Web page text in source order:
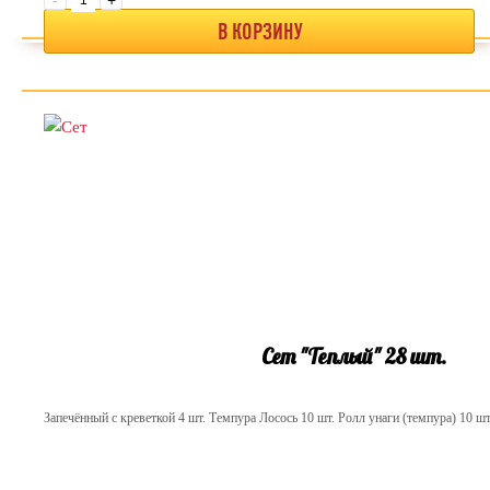
В КОРЗИНУ
Сет "Теплый" 28 шт.
Запечённый с креветкой 4 шт. Темпура Лосось 10 шт. Ролл унаги (темпура) 10